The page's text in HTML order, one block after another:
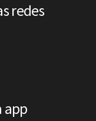
redes
app